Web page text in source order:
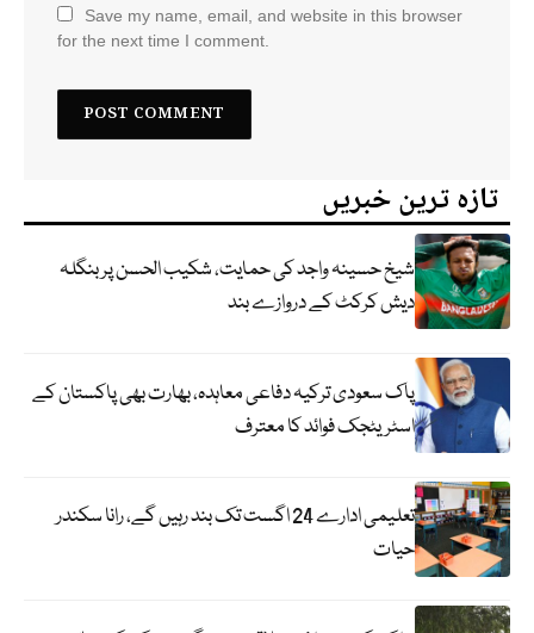
Save my name, email, and website in this browser
for the next time I comment.
تازہ ترین خبریں
شیخ حسینہ واجد کی حمایت، شکیب الحسن پر بنگلہ
دیش کرکٹ کے دروازے بند
پاک سعودی ترکیہ دفاعی معاہدہ، بھارت بھی پاکستان کے
اسٹریٹجک فوائد کا معترف
تعلیمی ادارے 24 اگست تک بند رہیں گے، رانا سکندر
حیات